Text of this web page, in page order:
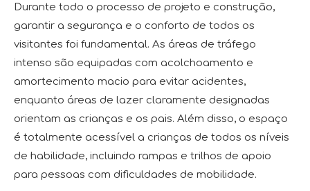
Durante todo o processo de projeto e construção,
garantir a segurança e o conforto de todos os
visitantes foi fundamental. As áreas de tráfego
intenso são equipadas com acolchoamento e
amortecimento macio para evitar acidentes,
enquanto áreas de lazer claramente designadas
orientam as crianças e os pais. Além disso, o espaço
é totalmente acessível a crianças de todos os níveis
de habilidade, incluindo rampas e trilhos de apoio
para pessoas com dificuldades de mobilidade.